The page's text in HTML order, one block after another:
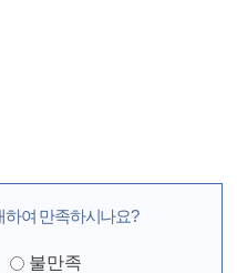
하여 만족하시나요?
불만족